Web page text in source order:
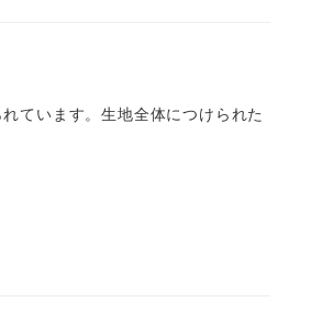
ています。生地全体につけられた